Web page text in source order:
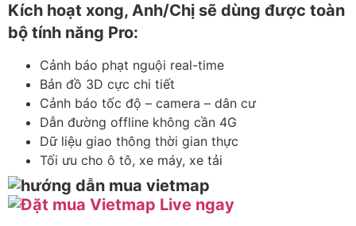
Kích hoạt xong, Anh/Chị sẽ dùng được toàn
bộ tính năng Pro:
Cảnh báo phạt nguội real-time
Bản đồ 3D cực chi tiết
Cảnh báo tốc độ – camera – dân cư
Dẫn đường offline không cần 4G
Dữ liệu giao thông thời gian thực
Tối ưu cho ô tô, xe máy, xe tải